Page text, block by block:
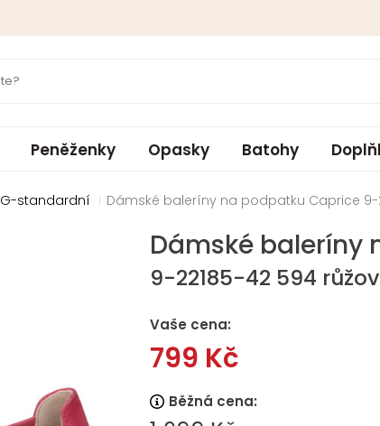
Dámské baleríny
9-22185-42 594
Vaše cena:
799 Kč
Běžná cena:
G-standardní Dámské baleríny na podpatku Caprice 9-
Peněženky Opasky Batohy